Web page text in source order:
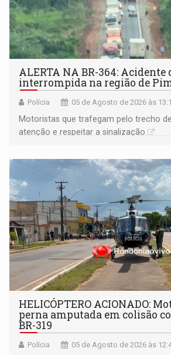
ALERTA NA BR-364:
interrompida na região de
Polícia 05 de Agosto de 2026 às
​Motoristas que trafegam pelo trecho
atenção e respeitar a sinalização
HELICÓPTERO ACIONADO:
perna amputada em colisão
BR-319
Polícia 05 de Agosto de 2026 às